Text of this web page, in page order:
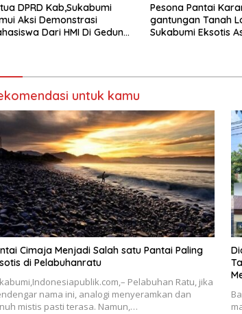
DPRD Kab,Sukabumi
Aksi Demonstrasi
Dari HMI Di Gedung
Pesona Pantai
gantungan Tanah
Sukabumi Eksotis
untuk kamu
Cimaja Menjadi Salah satu Pantai Paling
di Pelabuhanratu
Pelabuhan Ratu, jika
nama ini, analogi menyeramkan dan
mistis pasti terasa. Namun,…